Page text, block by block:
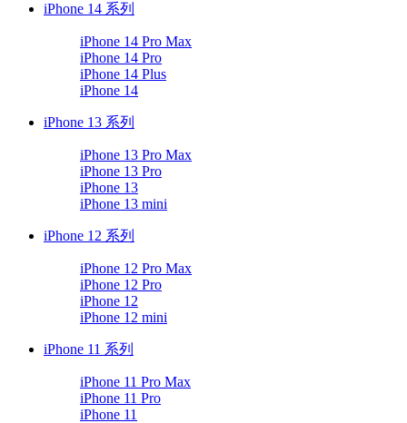
iPhone 14 系列
iPhone 14 Pro Max
iPhone 14 Pro
iPhone 14 Plus
iPhone 14
iPhone 13 系列
iPhone 13 Pro Max
iPhone 13 Pro
iPhone 13
iPhone 13 mini
iPhone 12 系列
iPhone 12 Pro Max
iPhone 12 Pro
iPhone 12
iPhone 12 mini
iPhone 11 系列
iPhone 11 Pro Max
iPhone 11 Pro
iPhone 11